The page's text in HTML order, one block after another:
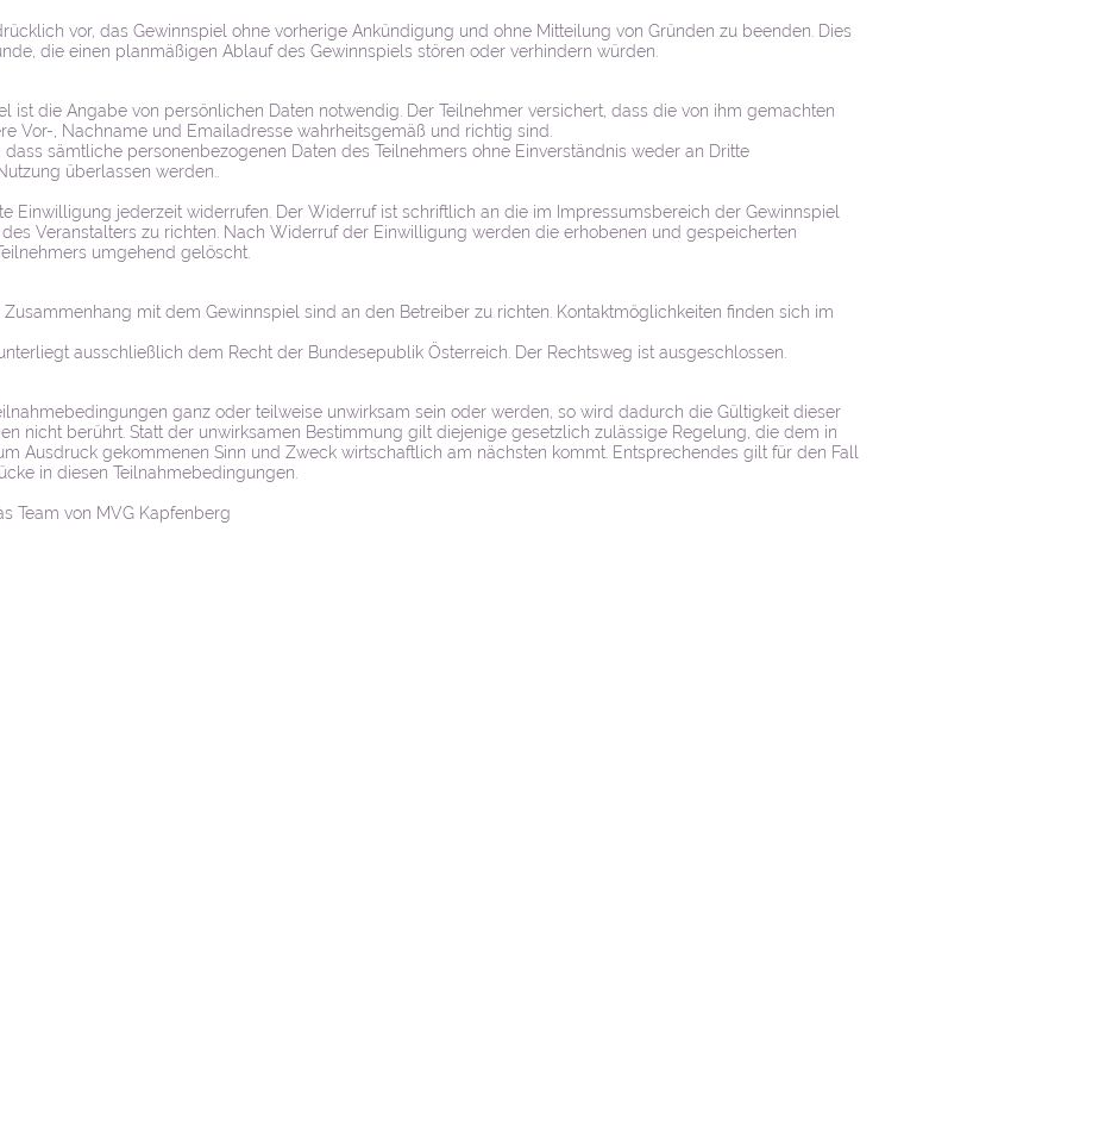
vor, das Gewinnspiel ohne vorherige Ankündigung und ohne Mitteilung von Gründen zu beenden. Dies
die einen planmäßigen Ablauf des Gewinnspiels stören oder verhindern würden.
ist die Angabe von persönlichen Daten notwendig. Der Teilnehmer versichert, dass die von ihm gemachten
Vor-, Nachname und Emailadresse wahrheitsgemäß und richtig sind.
dass sämtliche personenbezogenen Daten des Teilnehmers ohne Einverständnis weder an Dritte
überlassen werden..
Einwilligung jederzeit widerrufen. Der Widerruf ist schriftlich an die im Impressumsbereich der Gewinnspiel
Veranstalters zu richten. Nach Widerruf der Einwilligung werden die erhobenen und gespeicherten
umgehend gelöscht.
mit dem Gewinnspiel sind an den Betreiber zu richten. Kontaktmöglichkeiten finden sich im
ausschließlich dem Recht der Bundesepublik Österreich. Der Rechtsweg ist ausgeschlossen.
ganz oder teilweise unwirksam sein oder werden, so wird dadurch die Gültigkeit dieser
nicht berührt. Statt der unwirksamen Bestimmung gilt diejenige gesetzlich zulässige Regelung, die dem in
Ausdruck gekommenen Sinn und Zweck wirtschaftlich am nächsten kommt. Entsprechendes gilt für den Fall
in diesen Teilnahmebedingungen.
Team von MVG Kapfenberg